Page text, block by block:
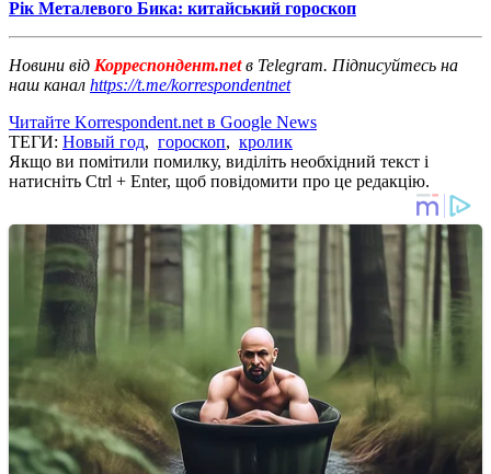
Рік Металевого Бика: китайський гороскоп
Новини від Корреспондент.netв Telegram. Підписуйтесь на
наш канал https://t.me/korrespondentnet
Читайте Korrespondent.net в Google News
ТЕГИ: Новый год, гороскоп, кролик
Якщо ви помітили помилку, виділіть необхідний текст і
натисніть Ctrl + Enter, щоб повідомити про це редакцію.